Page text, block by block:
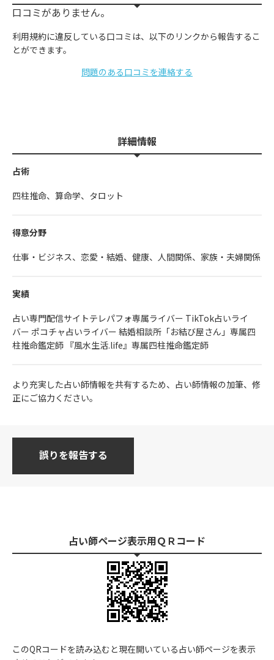
口コミがありません。
利用規約に違反している口コミは、以下のリンクから報告するこ
とができます。
問題のある口コミを連絡する
詳細情報
占術
四柱推命、算命学、タロット
得意分野
仕事・ビジネス、恋愛・結婚、健康、人間関係、家族・夫婦関係
実績
占い専門配信サイトテレパフォ専属ライバー TikTok占いライ
バー ポコチャ占いライバー 結婚相談所「お結び屋さん」専属四
柱推命鑑定師 『風水生活.life』専属四柱推命鑑定師
より充実した占い師情報を共有するため、占い師情報の加筆、修
正にご協力ください。
誤りを報告する
占い師ページ表示用ＱＲコード
このQRコードを読み込むと現在開いている占い師ページを表示